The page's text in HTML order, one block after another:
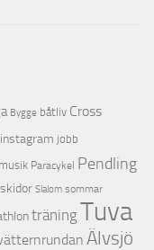
Bygge båtliv Cross
instagram jobb
musik Paracykel Pendling
skidor Slalom sommar
träningTuva
Älvsjö